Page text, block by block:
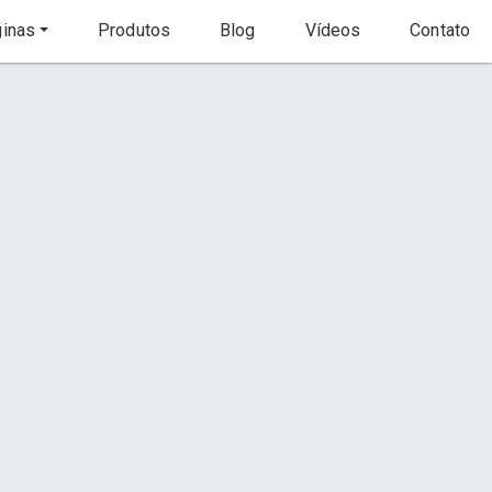
Produtos Blog Vídeos Contato